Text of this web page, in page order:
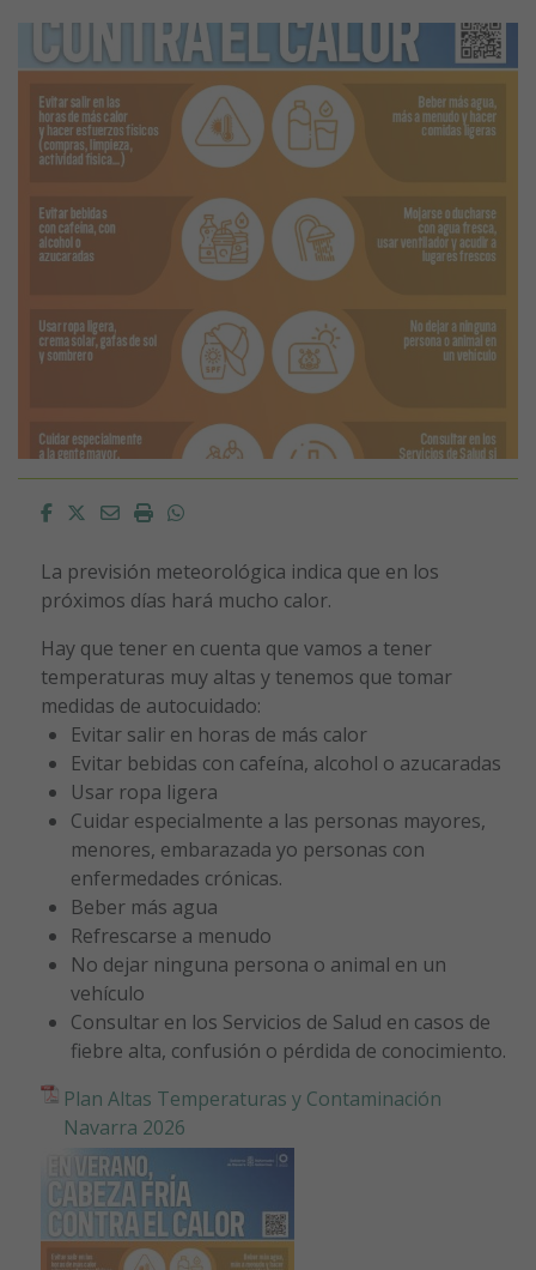
Facebook
Twitter
EmailImprimirWhatsapp
La previsión meteorológica indica que en los
próximos días hará mucho calor.
Hay que tener en cuenta que vamos a tener
temperaturas muy altas y tenemos que tomar
medidas de autocuidado:
Evitar salir en horas de más calor
Evitar bebidas con cafeína, alcohol o azucaradas
Usar ropa ligera
Cuidar especialmente a las personas mayores,
menores, embarazada yo personas con
enfermedades crónicas.
Beber más agua
Refrescarse a menudo
No dejar ninguna persona o animal en un
vehículo
Consultar en los Servicios de Salud en casos de
fiebre alta, confusión o pérdida de conocimiento.
Plan Altas Temperaturas y Contaminación
Navarra 2026